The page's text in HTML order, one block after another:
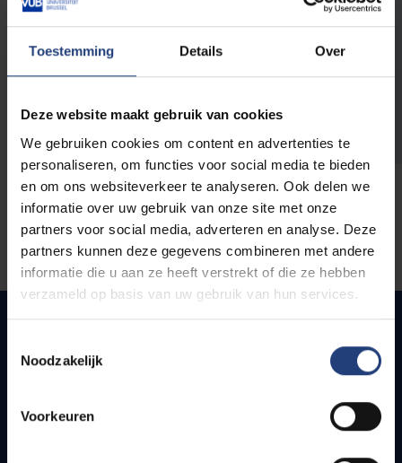
Toestemming Details Over
Deze website maakt gebruik van cookies
We gebruiken cookies om content en advertenties te
personaliseren, om functies voor social media te bieden
en om ons websiteverkeer te analyseren. Ook delen we
informatie over uw gebruik van onze site met onze
partners voor social media, adverteren en analyse. Deze
partners kunnen deze gegevens combineren met andere
informatie die u aan ze heeft verstrekt of die ze hebben
verzameld op basis van uw gebruik van hun services.
Noodzakelijk
Voorkeuren
De volledige URL van de pagina waar je de fout zag.
Snel naar